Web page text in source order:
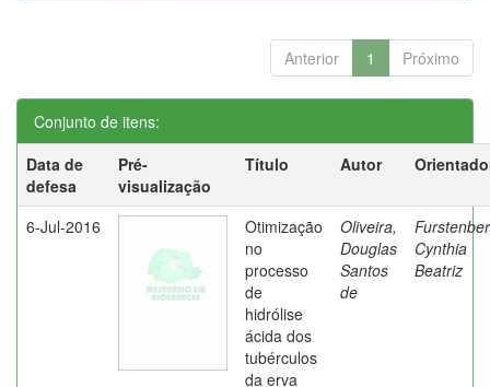
Anterior 1 Próximo
Conjunto de itens:
Data de
defesa
Pré-
visualização
Título Autor
6-Jul-2016
Otimização
no
processo
de
hidrólise
ácida dos
tubérculos
da erva
Oliveira,
Douglas
Santos
de
Cynthia
Beatriz